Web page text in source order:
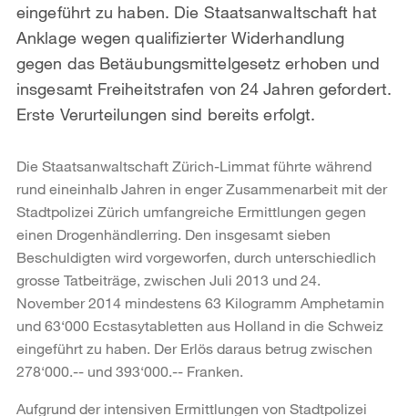
eingeführt zu haben. Die Staatsanwaltschaft hat
Anklage wegen qualifizierter Widerhandlung
gegen das Betäubungsmittelgesetz erhoben und
insgesamt Freiheitstrafen von 24 Jahren gefordert.
Erste Verurteilungen sind bereits erfolgt.
Die Staatsanwaltschaft Zürich-Limmat führte während
rund eineinhalb Jahren in enger Zusammenarbeit mit der
Stadtpolizei Zürich umfangreiche Ermittlungen gegen
einen Drogenhändlerring. Den insgesamt sieben
Beschuldigten wird vorgeworfen, durch unterschiedlich
grosse Tatbeiträge, zwischen Juli 2013 und 24.
November 2014 mindestens 63 Kilogramm Amphetamin
und 63‘000 Ecstasytabletten aus Holland in die Schweiz
eingeführt zu haben. Der Erlös daraus betrug zwischen
278‘000.-- und 393‘000.-- Franken.
Aufgrund der intensiven Ermittlungen von Stadtpolizei